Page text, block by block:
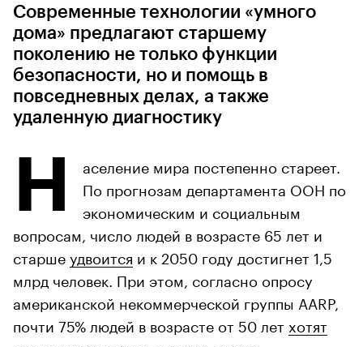
Современные технологии «умного
дома» предлагают старшему
поколению не только функции
безопасности, но и помощь в
повседневных делах, а также
удаленную диагностику
Н
аселение мира постепенно стареет.
По прогнозам департамента ООН по
экономическим и социальным
вопросам, число людей в возрасте 65 лет и
старшеудвоится и к 2050 году достигнет 1,5
млрд человек. При этом, согласно опросу
американской некоммерческой группы AARP,
почти 75% людей в возрасте от 50 лет хотят